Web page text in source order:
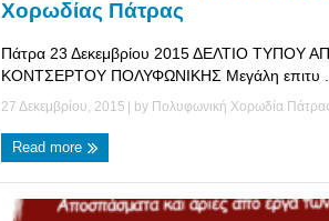
Χορωδίας Πάτρας
Πάτρα 23 Δεκεμβρίου 2015 ΔΕΛΤΙΟ ΤΥΠΟΥ
ΚΟΝΤΣΕΡΤΟΥ ΠΟΛΥΦΩΝΙΚΗΣ Μεγάλη επιτυ
27 Δεκεμβρίου, 2015 | by Πολυφωνική Χορωδία
Read more